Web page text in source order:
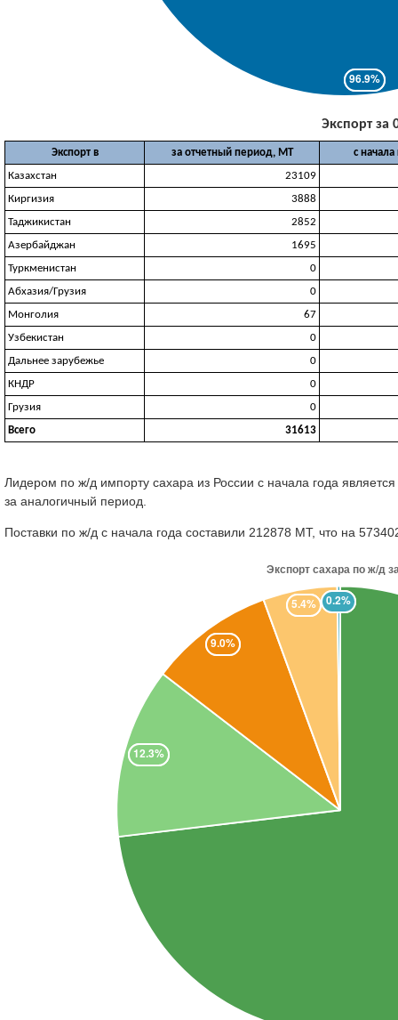
Экспорт за
Экспорт в за отчетный период, МТ
с
Казахстан
23109
Киргизия
3888
Таджикистан
2852
Азербайджан
1695
Туркменистан
0
Абхазия/Грузия
0
Монголия
67
Узбекистан
0
Дальнее зарубежье
0
КНДР
0
Грузия
0
Всего
31613
Лидером по ж/д импорту сахара из России с начала года
за аналогичный период.
Поставки по ж/д с начала года составили 212878 МТ, что на